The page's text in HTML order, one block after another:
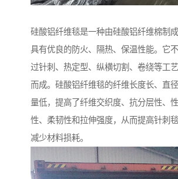
硅酸铝纤维毯是一种由硅酸铝纤维棉制成
具有优良的防火、隔热、保温性能。它
过针刺、热定型、纵横切割、卷绕等工
而成。硅酸铝纤维毯的纤维长度长、直
量低，提高了纤维交织度、抗分层性、
性、柔韧性和拉伸强度，从而提高针刺毯
减少材料损耗。